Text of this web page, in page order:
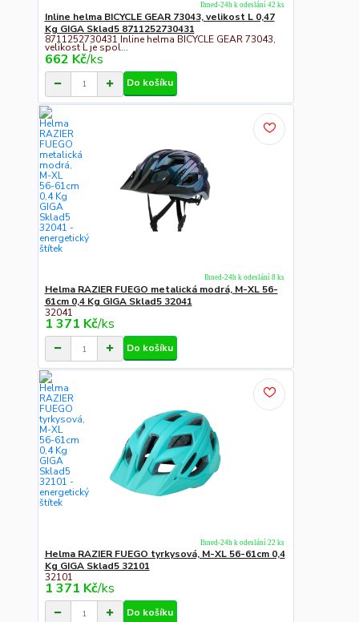
Inline helma BICYCLE GEAR 73043, velikost L 0,47
Kg GIGA Sklad5 8711252730431
8711252730431 Inline helma BICYCLE GEAR 73043,
velikost L je spol...
662 Kč/ks
Ihned-24h k odeslání 42 ks
Do košíku
Helma RAZIER FUEGO metalická modrá, M-XL 56-
61cm 0,4 Kg GIGA Sklad5 32041
32041
1 371 Kč/ks
Ihned-24h k odeslání 8 ks
Do košíku
Helma RAZIER FUEGO tyrkysová, M-XL 56-61cm 0,4
Kg GIGA Sklad5 32101
32101
1 371 Kč/ks
Ihned-24h k odeslání 22 ks
Do košíku